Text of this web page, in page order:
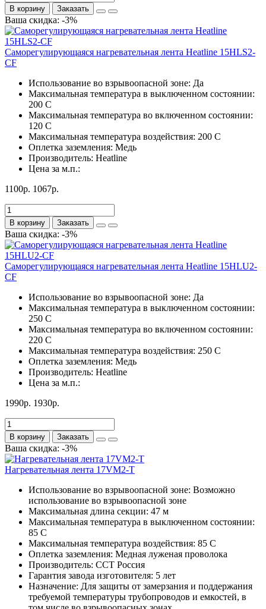
В корзину Заказать
Ваша скидка: -3%
Саморегулирующаяся нагревательная лента Heatline 15HLS2-
CF
Использование во взрывоопасной зоне: Да
Максимальная температура в выключенном состоянии:
200 С
Максимальная температура во включенном состоянии:
120 С
Максимальная температура воздействия: 200 С
Оплетка заземления: Медь
Производитель: Heatline
Цена за м.п.:
1100р. 1067р.
В корзину Заказать
Ваша скидка: -3%
Саморегулирующаяся нагревательная лента Heatline 15HLU2-
CF
Использование во взрывоопасной зоне: Да
Максимальная температура в выключенном состоянии:
250 С
Максимальная температура во включенном состоянии:
220 С
Максимальная температура воздействия: 250 С
Оплетка заземления: Медь
Производитель: Heatline
Цена за м.п.:
1990р. 1930р.
В корзину Заказать
Ваша скидка: -3%
Нагревательная лента 17VM2-Т
Использование во взрывоопасной зоне: Возможно
использование во взрывоопасной зоне
Максимальная длина секции: 47 м
Максимальная температура в выключенном состоянии:
85 С
Максимальная температура воздействия: 85 С
Оплетка заземления: Медная луженая проволока
Производитель: ССТ Россия
Гарантия завода изготовителя: 5 лет
Назначение: Для защиты от замерзания и поддержания
требуемой температуры трубопроводов и емкостей, в